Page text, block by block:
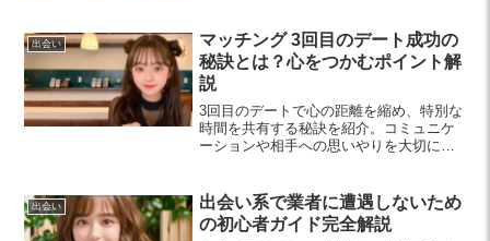
い！
出会い
マッチング 3回目のデート成功の
秘訣とは？心をつかむポイント解
説
3回目のデートで心の距離を縮め、特別な
時間を共有する秘訣を紹介。コミュニケ
ーションや相手への思いやりを大切に
出会い
出会い系で業者に遭遇しないため
の初心者ガイド完全解説